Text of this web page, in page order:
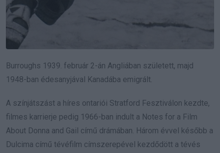
Burroughs 1939. február 2-án Angliában született, majd
1948-ban édesanyjával Kanadába emigrált.
A színjátszást a híres ontariói Stratford Fesztiválon kezdte,
filmes karrierje pedig 1966-ban indult a Notes for a Film
About Donna and Gail című drámában. Három évvel később a
Dulcima című tévéfilm címszerepével kezdődött a tévés